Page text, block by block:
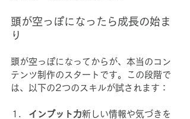
頭が空っぽになったら成長の始ま
り
頭が空っぽになってからが、本当のコン
テンツ制作のスタートです。この段階で
は、以下の2つのスキルが試されます：
インプット力新しい情報や気づきを